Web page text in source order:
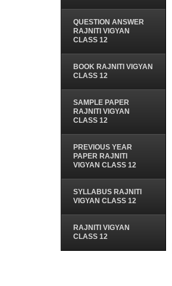
QUESTION ANSWER
RAJNITI VIGYAN
CLASS 12
BOOK RAJNITI VIGYAN
CLASS 12
SAMPLE PAPER
RAJNITI VIGYAN
CLASS 12
PREVIOUS YEAR
PAPER RAJNITI
VIGYAN CLASS 12
SYLLABUS RAJNITI
VIGYAN CLASS 12
RAJNITI VIGYAN
CLASS 12